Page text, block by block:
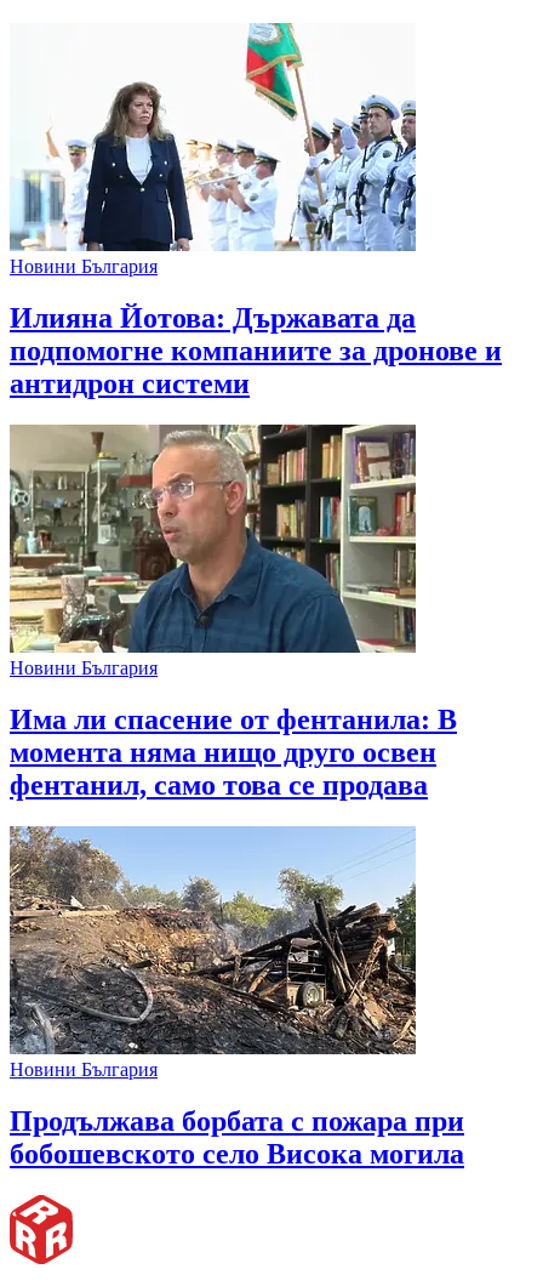
Новини България
Илияна Йотова: Държавата да
подпомогне компаниите за дронове и
антидрон системи
Новини България
Има ли спасение от фентанила: В
момента няма нищо друго освен
фентанил, само това се продава
Новини България
Продължава борбата с пожара при
бобошевското село Висока могила